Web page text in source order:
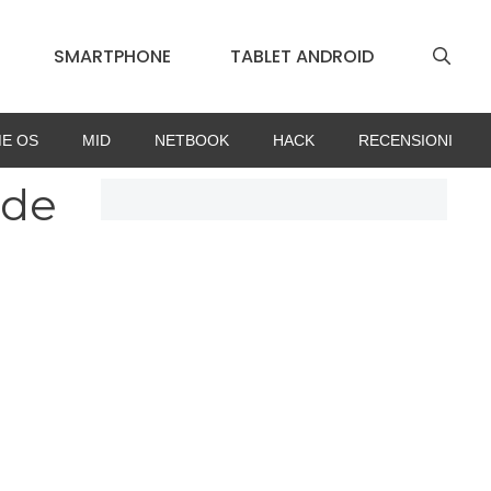
SMARTPHONE TABLET ANDROID
OS MID NETBOOK HACK RECENSIONI